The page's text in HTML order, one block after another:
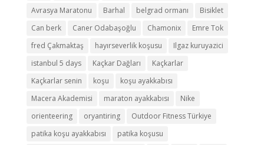
Avrasya Maratonu
Barhal belgrad ormanı
Bisiklet
Can berk
Caner Odabaşoğlu Chamonix
Emre Tok
fred Çakmaktaş
hayırseverlik koşusu
Ilgaz kuruyazici
istanbul 5 days
Kaçkar Dağları
Kaçkarlar
Kaçkarlar senin
koşu
koşu ayakkabısı
Macera Akademisi
maraton ayakkabısı
Nike
orienteering
oryantiring
Outdoor Fitness Türkiye
patika koşu ayakkabısı
patika koşusu